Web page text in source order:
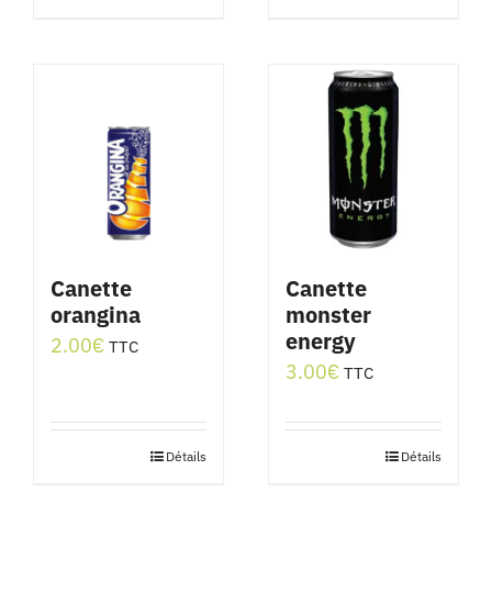
Canette
orangina
2.00€ TTC
Détails
Canette
monster
energy
3.00€ TTC
Détails